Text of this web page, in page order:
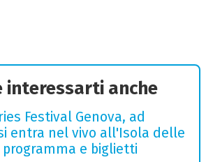
interessarti anche
Festival Genova, ad
entra nel vivo all'Isola delle
programma e biglietti